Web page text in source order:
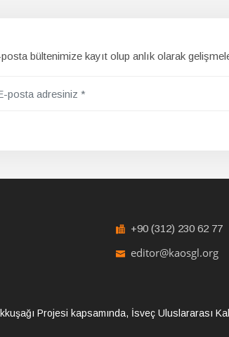
bültenimize kayıt olup anlık olarak
+90 (312) 230 62 77
editor@kaosgl.org
Projesi kapsamında, İsveç Uluslararası